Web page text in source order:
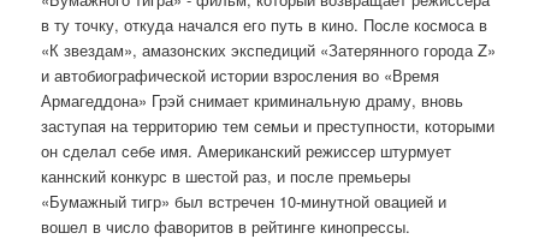
в ту точку, откуда начался его путь в кино. После космоса в
«К звездам», амазонских экспедиций «Затерянного города Z»
и автобиографической истории взросления во «Время
Армагеддона» Грэй снимает криминальную драму, вновь
заступая на территорию тем семьи и преступности, которыми
он сделал себе имя. Американский режиссер штурмует
каннский конкурс в шестой раз, и после премьеры
«Бумажный тигр» был встречен 10-минутной овацией и
вошел в число фаворитов в рейтинге кинопрессы.